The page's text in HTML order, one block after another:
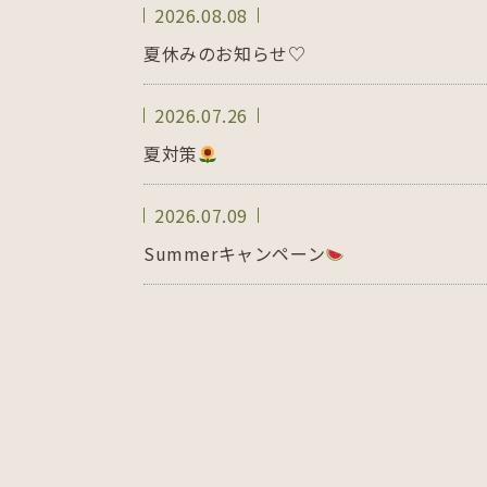
2026.08.08
夏休みのお知らせ♡
2026.07.26
夏対策
2026.07.09
Summerキャンペーン